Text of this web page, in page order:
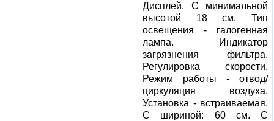
Дисплей. С минимальной
высотой 18 см. Тип
освещения - галогенная
лампа. Индикатор
загрязнения фильтра.
Регулировка скорости.
Режим работы - отвод/
циркуляция воздуха.
Установка - встраиваемая.
С шириной: 60 см. С